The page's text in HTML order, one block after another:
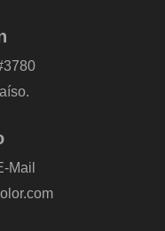
Mail